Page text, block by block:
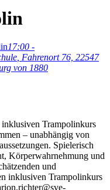
17:00 -
, Fahrenort 76, 22547
von 1880
Trampolinkurs
– unabhängig von
Spielerisch
Körperwahrnehmung und
und
inklusiven Trampolinkurs